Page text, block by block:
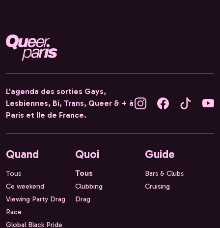
L'agenda des sorties Gays,
Lesbiennes, Bi, Trans, Queer & + à
Paris et Ile de France.
Quand
Tous
Ce weekend
Viewing Party Drag
Race
Global Black Pride
Quoi
Tous
Clubbing
Drag
Guide
Bars & Clubs
Cruising